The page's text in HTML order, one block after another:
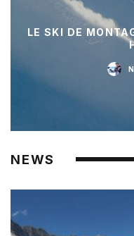
LE SKI DE
NEWS